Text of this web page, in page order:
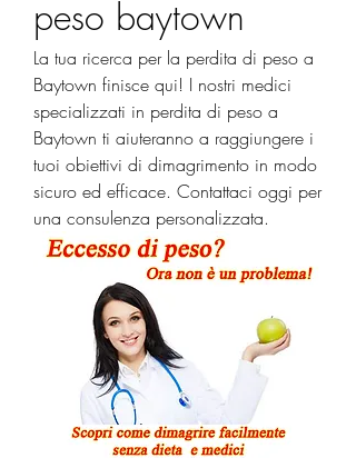
peso baytown
La tua ricerca per la perdita di peso a
Baytown finisce qui! I nostri medici
specializzati in perdita di peso a
Baytown ti aiuteranno a raggiungere i
tuoi obiettivi di dimagrimento in modo
sicuro ed efficace. Contattaci oggi per
una consulenza personalizzata.